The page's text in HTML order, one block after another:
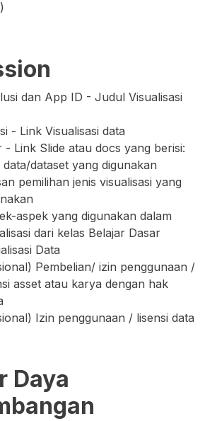
dan App ID - Judul Visualisasi
- Link Visualisasi data
- Link Slide atau docs yang berisi:
data/dataset yang digunakan
pemilihan jenis visualisasi yang
aspek yang digunakan dalam
dari kelas Belajar Dasar
Data
Pembelian/ izin penggunaan /
asset atau karya dengan hak
Izin penggunaan / lisensi data
Daya